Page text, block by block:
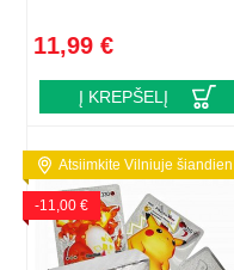
11,99 €
Į KREPŠELĮ
Atsiimkite Vilniuje šiandien
-11,00 €